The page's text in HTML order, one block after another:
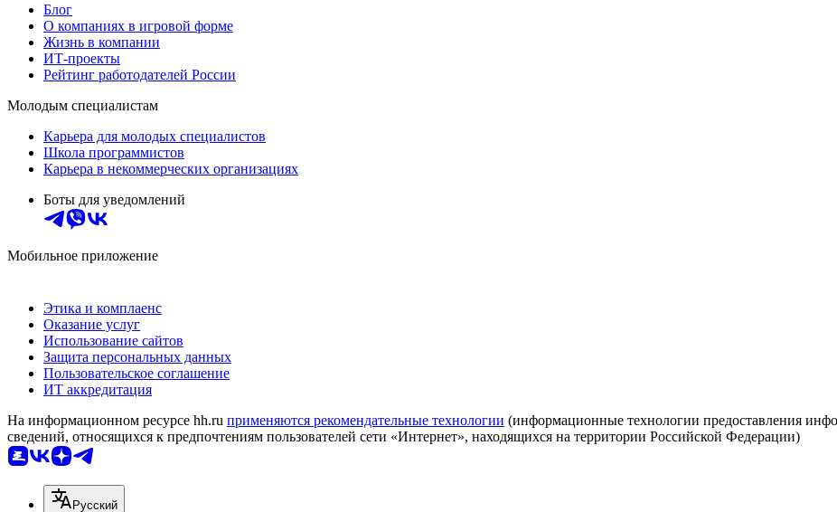
Блог
О компаниях в игровой форме
Жизнь в компании
ИТ-проекты
Рейтинг работодателей России
Молодым специалистам
Карьера для молодых специалистов
Школа программистов
Карьера в некоммерческих организациях
Боты для уведомлений
Мобильное приложение
Этика и комплаенс
Оказание услуг
Использование сайтов
Защита персональных данных
Пользовательское соглашение
ИТ аккредитация
На информационном ресурсе hh.ru применяются рекомендательные технологии (информационные технологии предоставления
сведений, относящихся к предпочтениям пользователей сети «Интернет», находящихся на территории Российской Федерации)
Русский